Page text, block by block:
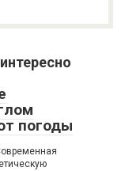
погоды